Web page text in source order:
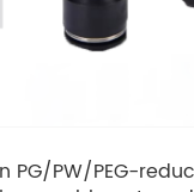
PG/PW/PEG-